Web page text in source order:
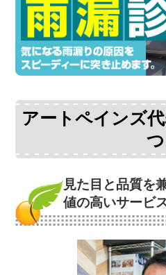
アートペインズ
つ
見た目と品質を
値の高いサービ